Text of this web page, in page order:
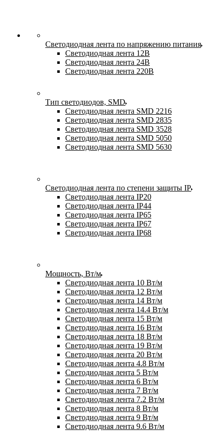
Светодиодная лента по напряжению питания
Светодиодная лента 12В
Светодиодная лента 24В
Светодиодная лента 220В
Тип светодиодов, SMD
Cветодиодная лента SMD 2216
Светодиодная лента SMD 2835
Светодиодная лента SMD 3528
Светодиодная лента SMD 5050
Светодиодная лента SMD 5630
Светодиодная лента по степени защиты IP
Светодиодная лента IP20
Светодиодная лента IP44
Светодиодная лента IP65
Светодиодная лента IP67
Светодиодная лента IP68
Мощность, Вт/м
Светодиодная лента 10 Вт/м
Светодиодная лента 12 Вт/м
Светодиодная лента 14 Вт/м
Светодиодная лента 14.4 Вт/м
Светодиодная лента 15 Вт/м
Светодиодная лента 16 Вт/м
Светодиодная лента 18 Вт/м
Светодиодная лента 19 Вт/м
Светодиодная лента 20 Вт/м
Светодиодная лента 4.8 Вт/м
Светодиодная лента 5 Вт/м
Светодиодная лента 6 Вт/м
Светодиодная лента 7 Вт/м
Светодиодная лента 7.2 Вт/м
Светодиодная лента 8 Вт/м
Светодиодная лента 9 Вт/м
Светодиодная лента 9.6 Вт/м